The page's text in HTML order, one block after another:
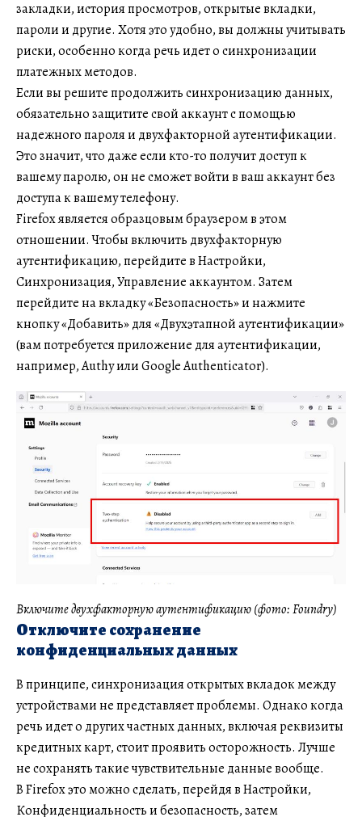
закладки, история просмотров, открытые вкладки,
пароли и другие. Хотя это удобно, вы должны учитывать
риски, особенно когда речь идет о синхронизации
платежных методов.
Если вы решите продолжить синхронизацию данных,
обязательно защитите свой аккаунт с помощью
надежного пароля и двухфакторной аутентификации.
Это значит, что даже если кто-то получит доступ к
вашему паролю, он не сможет войти в ваш аккаунт без
доступа к вашему телефону.
Firefox является образцовым браузером в этом
отношении. Чтобы включить двухфакторную
аутентификацию, перейдите в Настройки,
Синхронизация, Управление аккаунтом. Затем
перейдите на вкладку «Безопасность» и нажмите
кнопку «Добавить» для «Двухэтапной аутентификации»
(вам потребуется приложение для аутентификации,
например, Authy или Google Authenticator).
Включите двухфакторную аутентификацию (фото: Foundry)
Отключите сохранение
конфиденциальных данных
В принципе, синхронизация открытых вкладок между
устройствами не представляет проблемы. Однако когда
речь идет о других частных данных, включая реквизиты
кредитных карт, стоит проявить осторожность. Лучше
не сохранять такие чувствительные данные вообще.
В Firefox это можно сделать, перейдя в Настройки,
Конфиденциальность и безопасность, затем